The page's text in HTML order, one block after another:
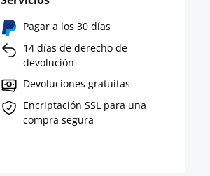
Pagar a los 30 días
14 días de derecho de
devolución
Devoluciones gratuitas
Encriptación SSL para una
compra segura